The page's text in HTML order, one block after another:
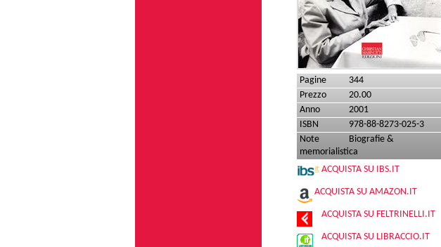
Pagine
344
Prezzo
20.00
Anno
2001
ISBN
978-88-8273-025-3
Note
Biografie &
memorialistica
ACQUISTA SU IBS.IT
ACQUISTA SU AMAZON.IT
ACQUISTA SU FELTRINELLI.IT
ACQUISTA SU LIBRACCIO.IT